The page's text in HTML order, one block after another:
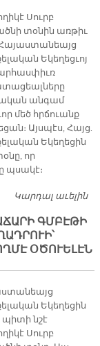
Սուրբ
տօնին առթիւ
Հայաստանեայց
Եկեղեցւոյ
անգամ
մեծ հրճուանք
Այսպէս, Հայց.
Եկեղեցին
որ
պսակէ։
Կարդալ աւելին
ԳՄԲԷԹԻ
ՕԾՈՒԵԼԷՆ
Եկեղեցին
պիտի նշէ
Սուրբ